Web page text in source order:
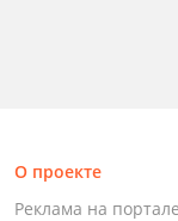
О проекте
Реклама на портале